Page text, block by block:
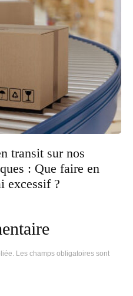
transit sur nos
: Que faire en
excessif ?
Les champs obligatoires sont